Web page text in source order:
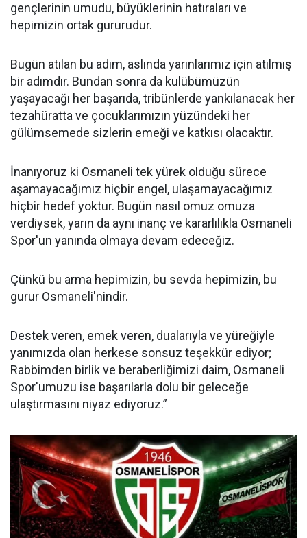
gençlerinin umudu, büyüklerinin hatıraları ve
hepimizin ortak gururudur.
Bugün atılan bu adım, aslında yarınlarımız için atılmış
bir adımdır. Bundan sonra da kulübümüzün
yaşayacağı her başarıda, tribünlerde yankılanacak her
tezahüratta ve çocuklarımızın yüzündeki her
gülümsemede sizlerin emeği ve katkısı olacaktır.
İnanıyoruz ki Osmaneli tek yürek olduğu sürece
aşamayacağımız hiçbir engel, ulaşamayacağımız
hiçbir hedef yoktur. Bugün nasıl omuz omuza
verdiysek, yarın da aynı inanç ve kararlılıkla Osmaneli
Spor'un yanında olmaya devam edeceğiz.
Çünkü bu arma hepimizin, bu sevda hepimizin, bu
gurur Osmaneli'nindir.
Destek veren, emek veren, dualarıyla ve yüreğiyle
yanımızda olan herkese sonsuz teşekkür ediyor;
Rabbimden birlik ve beraberliğimizi daim, Osmaneli
Spor'umuzu ise başarılarla dolu bir geleceğe
ulaştırmasını niyaz ediyoruz.”